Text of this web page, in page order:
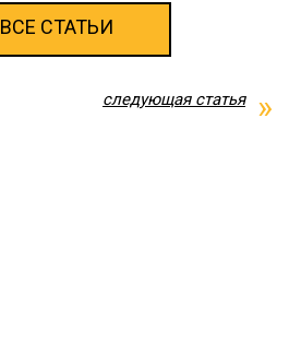
ВСЕ СТАТЬИ
следующая статья